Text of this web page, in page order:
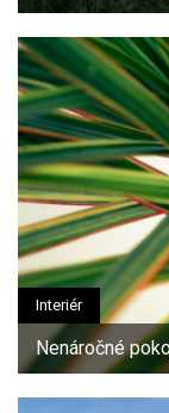
Interiér
Nenáročné